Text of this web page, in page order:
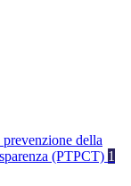
della
(PTPCT) 1